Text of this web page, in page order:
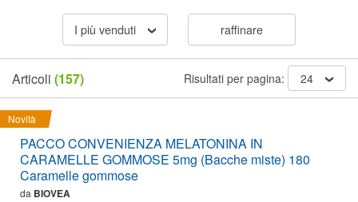
I più venduti raffinare
Articoli (157) Risultati per pagina: 24
Novità
PACCO CONVENIENZA MELATONINA IN
CARAMELLE GOMMOSE 5mg (Bacche miste) 180
Caramelle gommose
da BIOVEA